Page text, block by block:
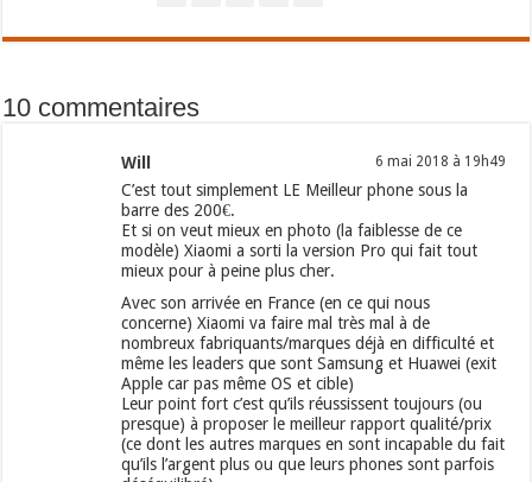
10 commentaires
Will 6 mai 2018 à 19h49
C’est tout simplement LE Meilleur phone sous la
barre des 200€.
Et si on veut mieux en photo (la faiblesse de ce
modèle) Xiaomi a sorti la version Pro qui fait tout
mieux pour à peine plus cher.
Avec son arrivée en France (en ce qui nous
concerne) Xiaomi va faire mal très mal à de
nombreux fabriquants/marques déjà en difficulté et
même les leaders que sont Samsung et Huawei (exit
Apple car pas même OS et cible)
Leur point fort c’est qu’ils réussissent toujours (ou
presque) à proposer le meilleur rapport qualité/prix
(ce dont les autres marques en sont incapable du fait
qu’ils l’argent plus ou que leurs phones sont parfois